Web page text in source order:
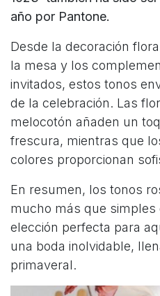
año por Pantone.
Desde la decoración
la mesa y los
invitados, estos tonos
de la celebración. Las
melocotón añaden un
frescura, mientras que
colores proporcionan
En resumen, los tonos
mucho más que simples
elección perfecta para
una boda inolvidable,
primaveral.